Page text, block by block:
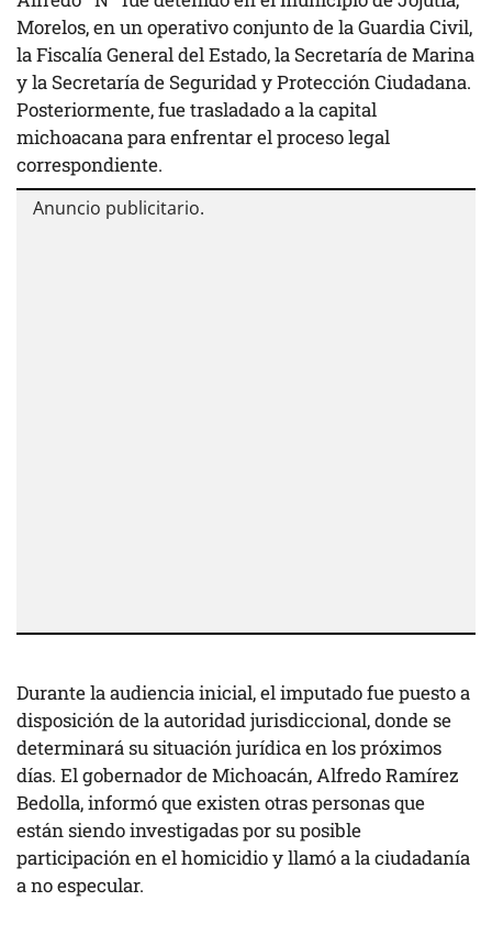
Morelos, en un operativo conjunto de la Guardia Civil,
la Fiscalía General del Estado, la Secretaría de Marina
y la Secretaría de Seguridad y Protección Ciudadana.
Posteriormente, fue trasladado a la capital
michoacana para enfrentar el proceso legal
correspondiente.
Durante la audiencia inicial, el imputado fue puesto a
disposición de la autoridad jurisdiccional, donde se
determinará su situación jurídica en los próximos
días. El gobernador de Michoacán, Alfredo Ramírez
Bedolla, informó que existen otras personas que
están siendo investigadas por su posible
participación en el homicidio y llamó a la ciudadanía
a no especular.